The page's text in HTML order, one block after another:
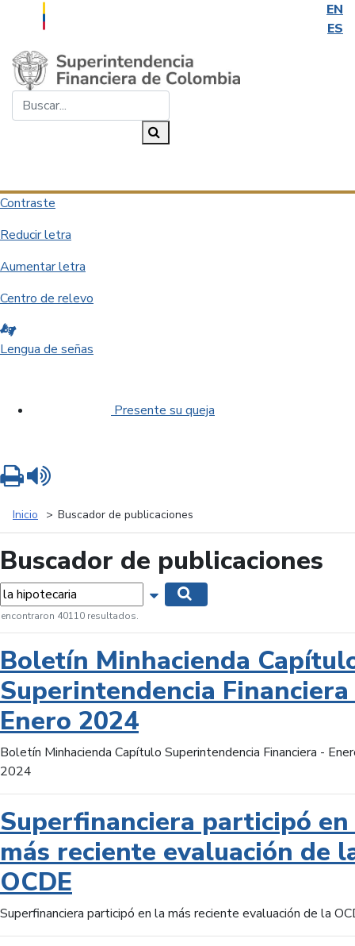
EN
ES
Saltar al contenido principal
Contraste
Reducir letra
Aumentar letra
Centro de relevo
Lengua de señas
Presente su queja
Inicio Buscador de publicaciones
Buscador de publicaciones
Mostrar opciones de búsqueda
encontraron 40110 resultados.
Boletín Minhacienda
Superintendencia
Enero 2024
Boletín Minhacienda Capítulo Superintendencia Financiera -
2024
Superfinanciera participó
más reciente evaluación de
OCDE
Superfinanciera participó en la más reciente evaluación de la
Imprimir